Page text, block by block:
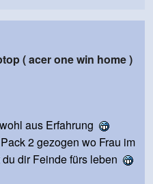
( acer one win home )
aus Erfahrung
2 gezogen wo Frau im
dir Feinde fürs leben